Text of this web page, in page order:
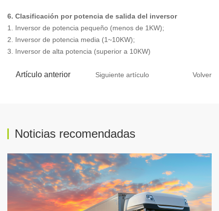
6. Clasificación por potencia de salida del inversor
1. Inversor de potencia pequeño (menos de 1KW);
2. Inversor de potencia media (1~10KW);
3. Inversor de alta potencia (superior a 10KW)
Artículo anterior Siguiente artículo Volver
Noticias recomendadas